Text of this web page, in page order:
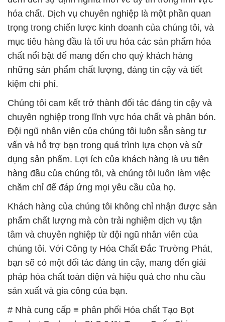
Đội ngũ nhân viên của chúng tôi luôn sẵn sàng tư
vấn và hỗ trợ bạn trong quá trình lựa chọn và sử
dụng sản phẩm. Lợi ích của khách hàng là ưu tiên
hàng đầu của chúng tôi, và chúng tôi luôn làm việc
chăm chỉ để đáp ứng mọi yêu cầu của họ.
Khách hàng của chúng tôi không chỉ nhận được sản
phẩm chất lượng mà còn trải nghiệm dịch vụ tận
tâm và chuyên nghiệp từ đội ngũ nhân viên của
chúng tôi. Với Công ty Hóa Chất Đắc Trường Phát,
bạn sẽ có một đối tác đáng tin cậy, mang đến giải
pháp hóa chất toàn diện và hiệu quả cho nhu cầu
sản xuất và gia công của bạn.
# Nhà cung cấp ≡ phân phối Hóa chất Tạo Bọt
Sunphat Dodecyl › SLS 94% Trung Quốc China
# Đơn vị chuyên bán [ thương mại ] Hóa chất Tạo
Bọt Sunphat Dodecyl › SLS 94% Trung Quốc China
# Cty chuyên bán ¬ cung ứng Hóa chất Tạo Bọt
Sunphat Dodecyl › SLS 94% Trung Quốc China
# Cty cung cấp ♥ phân phối Hóa chất Tạo Bọt
Sunphat Dodecyl › SLS 94% Trung Quốc China
Dodecyl › SLS 94% Trung Quốc China